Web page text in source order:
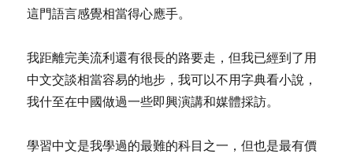
這門語言感覺相當得心應手。
我距離完美流利還有很長的路要走，但我已經到了用
中文交談相當容易的地步，我可以不用字典看小說，
我什至在中國做過一些即興演講和媒體採訪。
學習中文是我學過的最難的科目之一，但也是最有價